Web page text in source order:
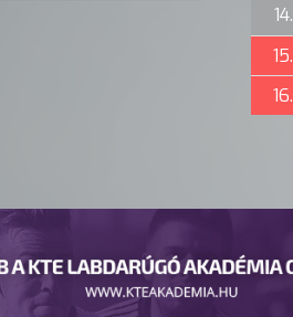
14.
15.
16.